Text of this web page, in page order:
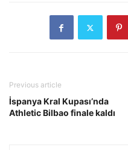
Previous article
İspanya Kral Kupası’nda
Athletic Bilbao finale kaldı